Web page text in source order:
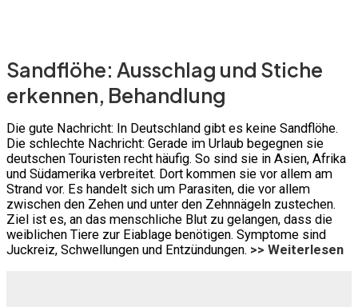
Sandflöhe: Ausschlag und Stiche
erkennen, Behandlung
Die gute Nachricht: In Deutschland gibt es keine Sandflöhe.
Die schlechte Nachricht: Gerade im Urlaub begegnen sie
deutschen Touristen recht häufig. So sind sie in Asien, Afrika
und Südamerika verbreitet. Dort kommen sie vor allem am
Strand vor. Es handelt sich um Parasiten, die vor allem
zwischen den Zehen und unter den Zehnnägeln zustechen.
Ziel ist es, an das menschliche Blut zu gelangen, dass die
weiblichen Tiere zur Eiablage benötigen. Symptome sind
Juckreiz, Schwellungen und Entzündungen. >> Weiterlesen